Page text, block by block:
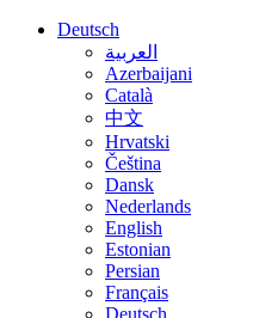
Deutsch
العربية
Azerbaijani
Català
中文
Hrvatski
Čeština
Dansk
Nederlands
English
Estonian
Persian
Français
Deutsch